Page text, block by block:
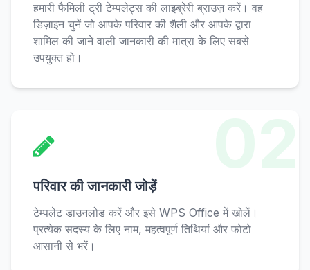
हमारी फैमिली ट्री टेम्पलेट्स की लाइब्रेरी ब्राउज़ करें। वह
डिज़ाइन चुनें जो आपके परिवार की शैली और आपके द्वारा
शामिल की जाने वाली जानकारी की मात्रा के लिए सबसे
उपयुक्त हो।
परिवार की जानकारी जोड़ें
टेम्पलेट डाउनलोड करें और इसे WPS Office में खोलें।
प्रत्येक सदस्य के लिए नाम, महत्वपूर्ण तिथियां और फोटो
आसानी से भरें।